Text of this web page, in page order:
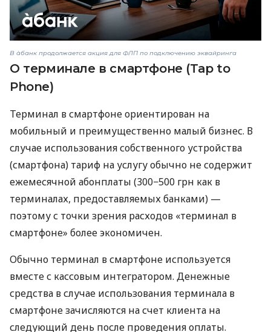
В àбанк продолжается акция для ФЛП по подключению эквайринга
О терминале в смартфоне (Tap to
Phone)
Терминал в смартфоне ориентирован на
мобильный и преимущественно малый бизнес. В
случае использования собственного устройства
(смартфона) тариф на услугу обычно не содержит
ежемесячной абонплаты (300−500 грн как в
терминалах, предоставляемых банками) —
поэтому с точки зрения расходов «терминал в
смартфоне» более экономичен.
Обычно терминал в смартфоне используется
вместе с кассовым интегратором. Денежные
средства в случае использования терминала в
смартфоне зачисляются на счет клиента на
следующий день после проведения оплаты.